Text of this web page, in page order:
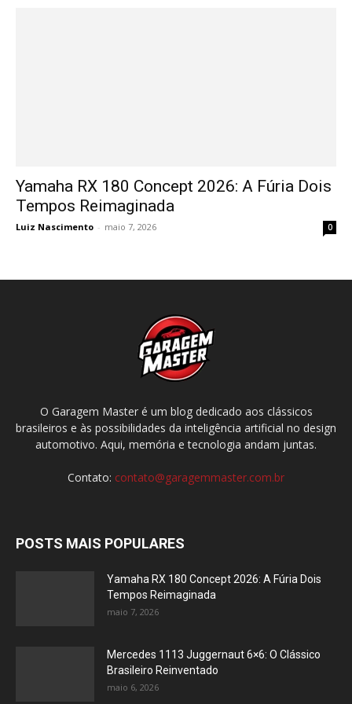
Yamaha RX 180 Concept 2026: A Fúria Dois
Tempos Reimaginada
Luiz Nascimento - maio 7, 2026 0
O Garagem Master é um blog dedicado aos clássicos
brasileiros e às possibilidades da inteligência artificial no design
automotivo. Aqui, memória e tecnologia andam juntas.
Contato: contato@garagemmaster.com.br
POSTS MAIS POPULARES
Yamaha RX 180 Concept 2026: A Fúria Dois
Tempos Reimaginada
maio 7, 2026
Mercedes 1113 Juggernaut 6×6: O Clássico
Brasileiro Reinventado
maio 6, 2026